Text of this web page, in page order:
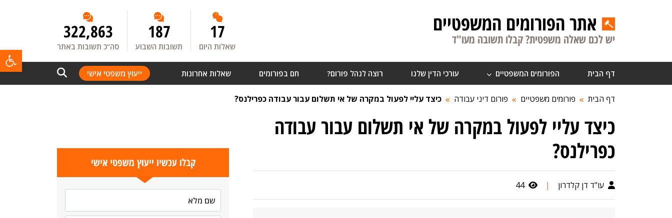
אתר הפורומים המשפטיים
יש לכם שאלה משפטית? קבלו תשובה מעו"ד 17
שאלות היום
187
תשובות השבוע
322,863
סה”כ תשובות באתר
דף הבית הפורומים המשפטיים עורכי הדין שלנו רוצה לנהל פורום? חם בפורומים שאלות אחרונות ייעוץ משפטי אישי
דף הבית פורומים משפטיים פורום דיני עבודה כיצד עליי לפעול במקרה של אי תשלום עבור עבודה כפרילנס?
כיצד עליי לפעול במקרה של אי תשלום עבור עבודה
כפרילנס?
עו"ד דן קלדרון |
44
קבלו עכשיו ייעוץ משפטי אישי